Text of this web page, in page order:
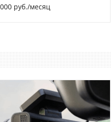
руб./месяц